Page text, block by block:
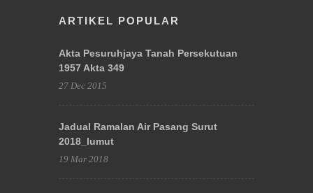
ARTIKEL POPULAR
Akta Pesuruhjaya Tanah Persekutuan
1957 Akta 349
27 Dec 2015
Jadual Ramalan Air Pasang Surut
2018_lumut
19 Mar 2018